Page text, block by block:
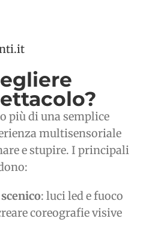
più di una semplice
multisensoriale
e stupire. I principali
: luci led e fuoco
coreografie visive